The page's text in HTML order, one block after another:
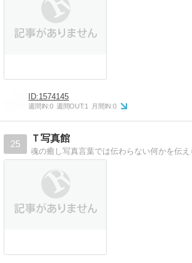
1574145
週間IN:0 週間OUT:1 月間IN:0
25
Ｔ写真館